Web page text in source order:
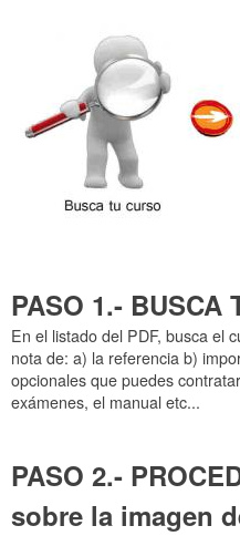
PASO 1.- BUSCA
En el listado del PDF, busca el
nota de: a) la referencia b)
opcionales que puedes
exámenes, el manual etc...
PASO 2.-
sobre la imagen